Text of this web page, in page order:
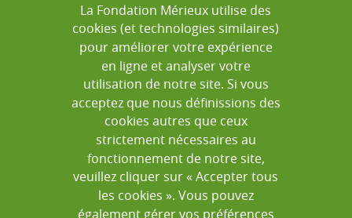
=
XXX
La Fondation Mérieux utilise des
cookies (et technologies similaires)
pour améliorer votre expérience
en ligne et analyser votre
utilisation de notre site. Si vous
acceptez que nous définissions des
cookies autres que ceux
strictement nécessaires au
fonctionnement de notre site,
veuillez cliquer sur « Accepter tous
les cookies ». Vous pouvez
également gérer vos préférences